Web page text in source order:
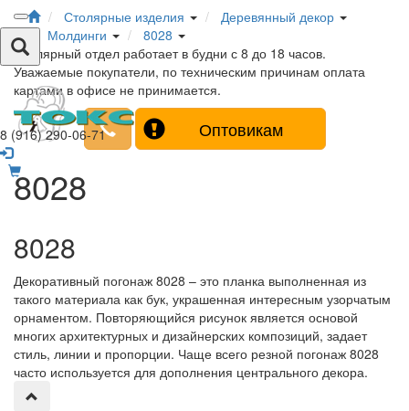
8 (916) 290-06-71
Столярные изделия
Деревянный декор
Молдинги
8028
Столярный отдел работает в будни с 8 до 18 часов.
Уважаемые покупатели, по техническим причинам оплата
картами в офисе не принимается.
Оптовикам
8028
8028
Декоративный погонаж 8028 – это планка выполненная из
такого материала как бук, украшенная интересным узорчатым
орнаментом. Повторяющийся рисунок является основой
многих архитектурных и дизайнерских композиций, задает
стиль, линии и пропорции. Чаще всего резной погонаж 8028
часто используется для дополнения центрального декора.